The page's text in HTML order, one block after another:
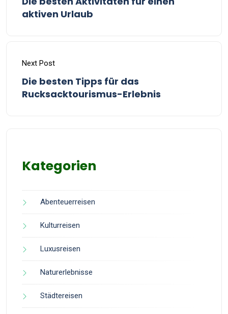
aktiven Urlaub
Next Post
Die besten Tipps für das
Rucksacktourismus-Erlebnis
Kategorien
Abenteuerreisen
Kulturreisen
Luxusreisen
Naturerlebnisse
Städtereisen